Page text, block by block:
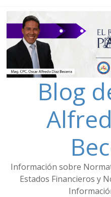
Blog
Información sobre
Estados Financieros y